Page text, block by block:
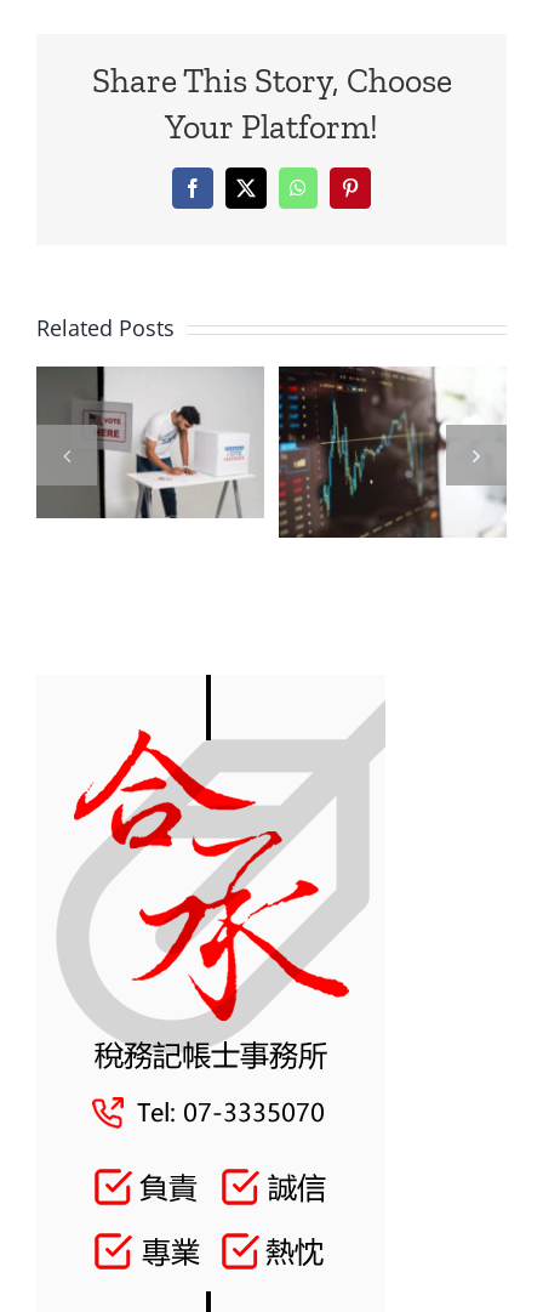
Share This Story, Choose
Your Platform!
Facebook
X WhatsAppPinterest
Related Posts
營利事業出
售KY股之損
益，屬所得
稅法第4條
之1規定停
營利事業出
售不動產所
得歸屬年度